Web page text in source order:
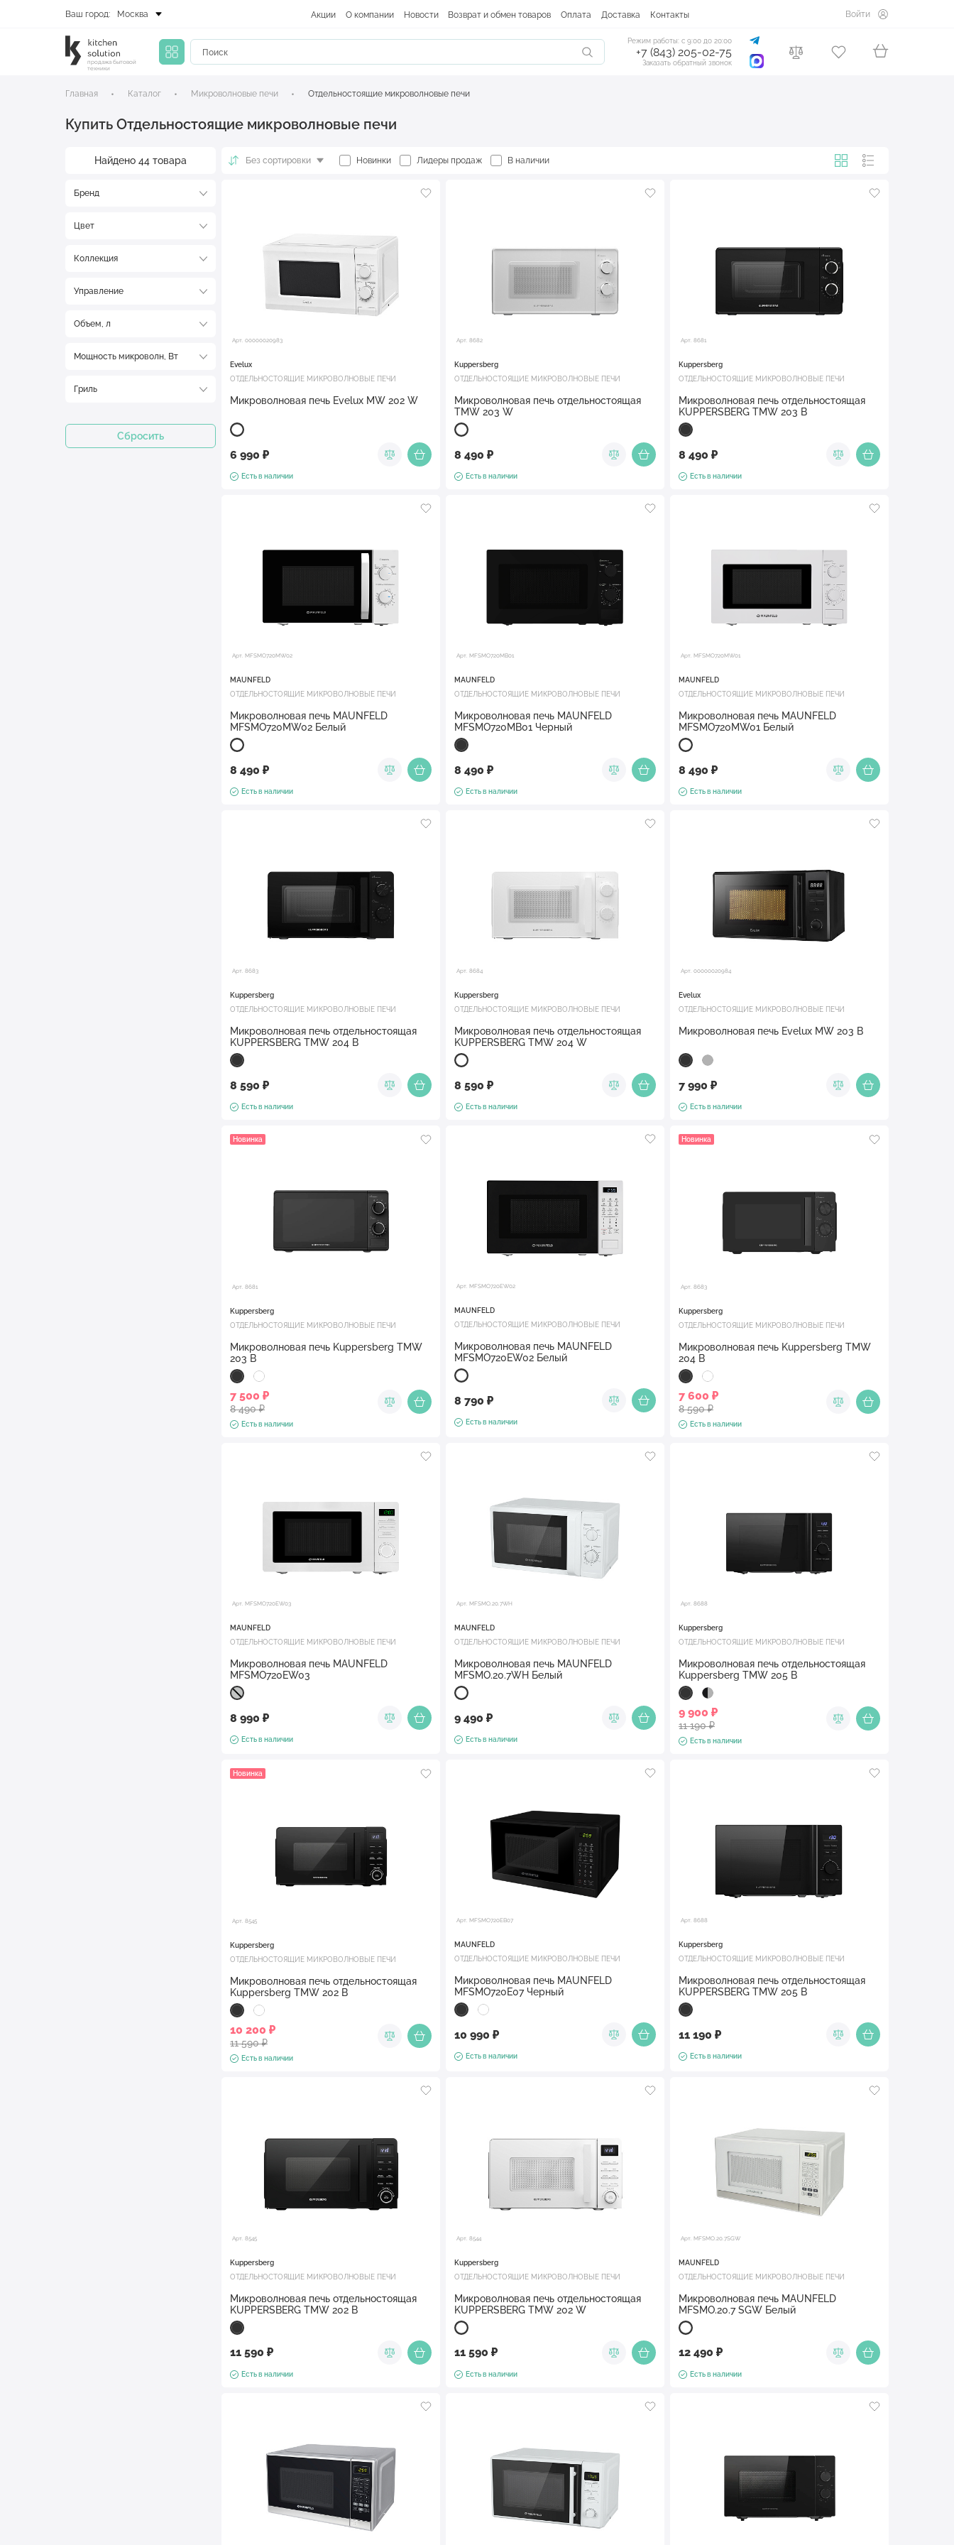
Ваш город: Москва Акции О компании Новости Возврат и обмен товаров Оплата Доставка Контакты Войти
продажа бытовой
техники
Режим работы: с 9:00 до 20:00
+7 (843) 205-02-75
Заказать обратный звонок
Главная Каталог Микроволновые печи Отдельностоящие микроволновые печи
Купить Отдельностоящие микроволновые печи
Найдено 44 товара
Бренд
Цвет
Коллекция
Управление
Объем, л
Мощность микроволн, Вт
Гриль
Сбросить
Без сортировки Новинки Лидеры продаж В наличии
Арт. 00000020983
Evelux
ОТДЕЛЬНОСТОЯЩИЕ МИКРОВОЛНОВЫЕ ПЕЧИ
Микроволновая печь Evelux MW 202 W
6 990 ₽
Есть в наличии
Арт. 8682
Kuppersberg
ОТДЕЛЬНОСТОЯЩИЕ МИКРОВОЛНОВЫЕ ПЕЧИ
Микроволновая печь отдельностоящая
TMW 203 W
8 490 ₽
Есть в наличии
Арт. 8681
Kuppersberg
ОТДЕЛЬНОСТОЯЩИЕ МИКРОВОЛНОВЫЕ ПЕЧИ
Микроволновая печь отдельностоящая
KUPPERSBERG TMW 203 B
8 490 ₽
Есть в наличии
Арт. MFSMO720MW02
MAUNFELD
ОТДЕЛЬНОСТОЯЩИЕ МИКРОВОЛНОВЫЕ ПЕЧИ
Микроволновая печь MAUNFELD
MFSMO720MW02 Белый
8 490 ₽
Есть в наличии
Арт. MFSMO720MB01
MAUNFELD
ОТДЕЛЬНОСТОЯЩИЕ МИКРОВОЛНОВЫЕ ПЕЧИ
Микроволновая печь MAUNFELD
MFSMO720MB01 Черный
8 490 ₽
Есть в наличии
Арт. MFSMO720MW01
MAUNFELD
ОТДЕЛЬНОСТОЯЩИЕ МИКРОВОЛНОВЫЕ ПЕЧИ
Микроволновая печь MAUNFELD
MFSMO720MW01 Белый
8 490 ₽
Есть в наличии
Арт. 8683
Kuppersberg
ОТДЕЛЬНОСТОЯЩИЕ МИКРОВОЛНОВЫЕ ПЕЧИ
Микроволновая печь отдельностоящая
KUPPERSBERG TMW 204 B
8 590 ₽
Есть в наличии
Арт. 8684
Kuppersberg
ОТДЕЛЬНОСТОЯЩИЕ МИКРОВОЛНОВЫЕ ПЕЧИ
Микроволновая печь отдельностоящая
KUPPERSBERG TMW 204 W
8 590 ₽
Есть в наличии
Арт. 00000020984
Evelux
ОТДЕЛЬНОСТОЯЩИЕ МИКРОВОЛНОВЫЕ ПЕЧИ
Микроволновая печь Evelux MW 203 B
7 990 ₽
Есть в наличии
Новинка
Арт. 8681
Kuppersberg
ОТДЕЛЬНОСТОЯЩИЕ МИКРОВОЛНОВЫЕ ПЕЧИ
Микроволновая печь Kuppersberg TMW
203 B
7 500 ₽
8 490 ₽
Есть в наличии
Арт. MFSMO720EW02
MAUNFELD
ОТДЕЛЬНОСТОЯЩИЕ МИКРОВОЛНОВЫЕ ПЕЧИ
Микроволновая печь MAUNFELD
MFSMO720EW02 Белый
8 790 ₽
Есть в наличии
Новинка
Арт. 8683
Kuppersberg
ОТДЕЛЬНОСТОЯЩИЕ МИКРОВОЛНОВЫЕ ПЕЧИ
Микроволновая печь Kuppersberg TMW
204 B
7 600 ₽
8 590 ₽
Есть в наличии
Арт. MFSMO720EW03
MAUNFELD
ОТДЕЛЬНОСТОЯЩИЕ МИКРОВОЛНОВЫЕ ПЕЧИ
Микроволновая печь MAUNFELD
MFSMO720EW03
8 990 ₽
Есть в наличии
Арт. MFSMO.20.7WH
MAUNFELD
ОТДЕЛЬНОСТОЯЩИЕ МИКРОВОЛНОВЫЕ ПЕЧИ
Микроволновая печь MAUNFELD
MFSMO.20.7WH Белый
9 490 ₽
Есть в наличии
Арт. 8688
Kuppersberg
ОТДЕЛЬНОСТОЯЩИЕ МИКРОВОЛНОВЫЕ ПЕЧИ
Микроволновая печь отдельностоящая
Kuppersberg TMW 205 B
9 900 ₽
11 190 ₽
Есть в наличии
Новинка
Арт. 8545
Kuppersberg
ОТДЕЛЬНОСТОЯЩИЕ МИКРОВОЛНОВЫЕ ПЕЧИ
Микроволновая печь отдельностоящая
Kuppersberg TMW 202 B
10 200 ₽
11 590 ₽
Есть в наличии
Арт. MFSMO720EB07
MAUNFELD
ОТДЕЛЬНОСТОЯЩИЕ МИКРОВОЛНОВЫЕ ПЕЧИ
Микроволновая печь MAUNFELD
MFSMO720E07 Черный
10 990 ₽
Есть в наличии
Арт. 8688
Kuppersberg
ОТДЕЛЬНОСТОЯЩИЕ МИКРОВОЛНОВЫЕ ПЕЧИ
Микроволновая печь отдельностоящая
KUPPERSBERG TMW 205 B
11 190 ₽
Есть в наличии
Арт. 8545
Kuppersberg
ОТДЕЛЬНОСТОЯЩИЕ МИКРОВОЛНОВЫЕ ПЕЧИ
Микроволновая печь отдельностоящая
KUPPERSBERG TMW 202 B
11 590 ₽
Есть в наличии
Арт. 8544
Kuppersberg
ОТДЕЛЬНОСТОЯЩИЕ МИКРОВОЛНОВЫЕ ПЕЧИ
Микроволновая печь отдельностоящая
KUPPERSBERG TMW 202 W
11 590 ₽
Есть в наличии
Арт. MFSMO.20.7SGW
MAUNFELD
ОТДЕЛЬНОСТОЯЩИЕ МИКРОВОЛНОВЫЕ ПЕЧИ
Микроволновая печь MAUNFELD
MFSMO.20.7 SGW Белый
12 490 ₽
Есть в наличии